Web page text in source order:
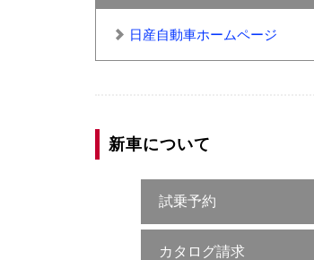
日産自動車ホームページ
新車について
試乗予約
カタログ請求